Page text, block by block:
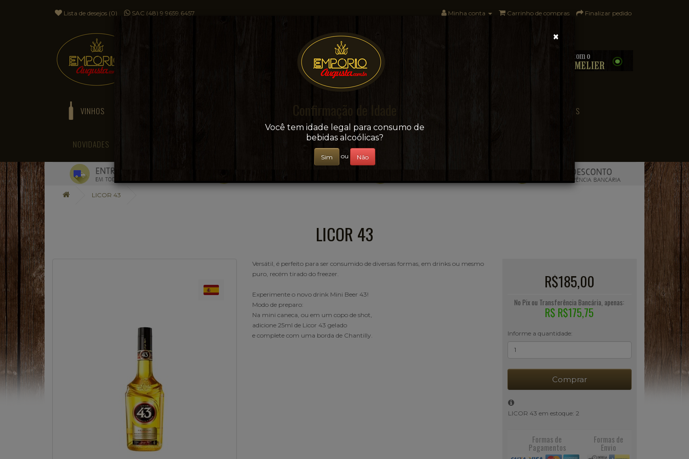
Lista de desejos (0) SAC (48) 9 9659.6457 Minha conta Carrinho de compras Finalizar pedido
Sua conveniência e adega on-line!
VINHOS + BEBIDAS PAÍSES
NOVIDADES
LICOR 43
LICOR 43
Versátil, é perfeito para ser consumido de diversas formas, em drinks ou mesmo
puro, recém tirado do freezer.
Experimente o novo drink Mini Beer 43!
Modo de preparo:
Na mini caneca, ou em um copo de shot,
adicione 25ml de Licor 43 gelado
e complete com uma borda de Chantilly.
R$185,00
No Pix ou Transferência Bancária, apenas:
R$ R$175,75
Informe a quantidade:
Comprar
LICOR 43 em estoque: 2
Formas de
Pagamentos
Formas de
Envio
×
Confirmação de Idade
Você tem idade legal para consumo de
bebidas alcoólicas?
Sim ou Não